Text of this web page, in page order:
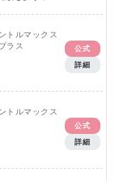
トルマックス
ラス
公式
詳細
トルマックス
公式
詳細